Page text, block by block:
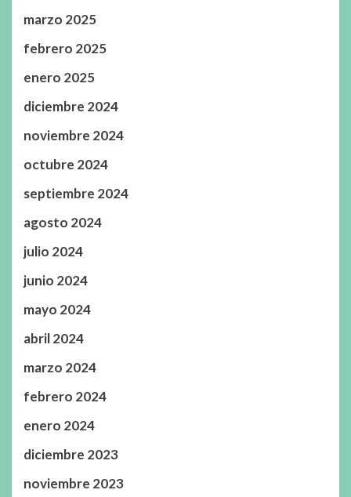
marzo 2025
febrero 2025
enero 2025
diciembre 2024
noviembre 2024
octubre 2024
septiembre 2024
agosto 2024
julio 2024
junio 2024
mayo 2024
abril 2024
marzo 2024
febrero 2024
enero 2024
diciembre 2023
noviembre 2023